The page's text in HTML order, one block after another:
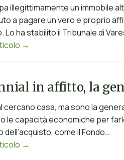
illegittimamente un immobile
a pagare un vero e proprio
Lo ha stabilito il Tribunale di
→
in affitto, la
cercano casa, ma sono la
le capacità economiche per
come il Fondo…
→